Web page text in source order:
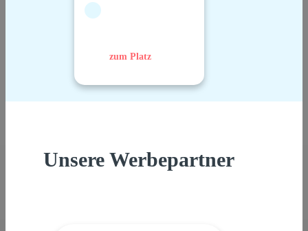
zum Platz
Unsere Werbepartner